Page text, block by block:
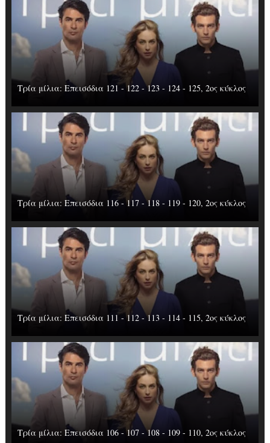
Τρία μίλια: Επεισόδια 121 - 122 - 123 - 124 - 125, 2ος κύκλος
Τρία μίλια: Επεισόδια 116 - 117 - 118 - 119 - 120, 2ος κύκλος
Τρία μίλια: Επεισόδια 111 - 112 - 113 - 114 - 115, 2ος κύκλος
Τρία μίλια: Επεισόδια 106 - 107 - 108 - 109 - 110, 2ος κύκλος